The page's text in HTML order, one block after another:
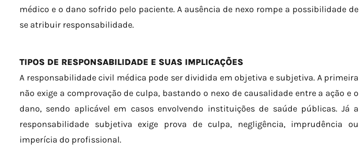
médico e o dano sofrido pelo paciente. A ausência de nexo rompe a possibilidade de
se atribuir responsabilidade.
TIPOS DE RESPONSABILIDADE E SUAS IMPLICAÇÕES
A responsabilidade civil médica pode ser dividida em objetiva e subjetiva. A primeira
não exige a comprovação de culpa, bastando o nexo de causalidade entre a ação e o
dano, sendo aplicável em casos envolvendo instituições de saúde públicas. Já a
responsabilidade subjetiva exige prova de culpa, negligência, imprudência ou
imperícia do profissional.